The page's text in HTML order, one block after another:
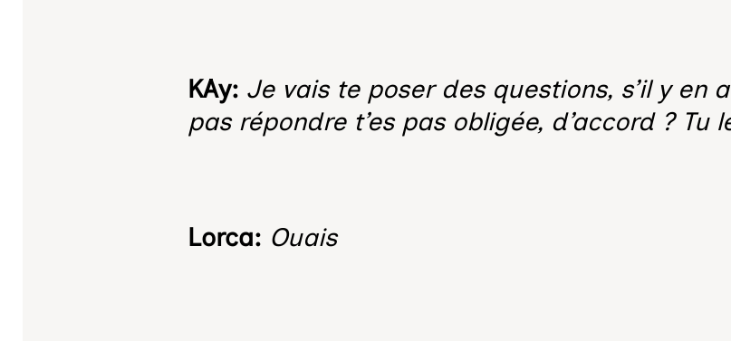
KAy: Je vais te poser des questions, s’il y en
pas répondre t’es pas obligée, d’accord ? Tu
Lorca: Ouais